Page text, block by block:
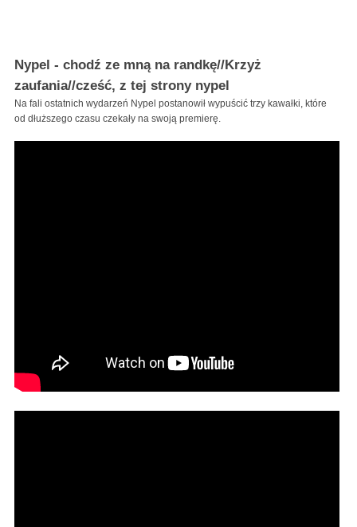
Nypel - chodź ze mną na randkę//Krzyż
zaufania//cześć, z tej strony nypel
Na fali ostatnich wydarzeń Nypel postanowił wypuścić trzy kawałki, które
od dłuższego czasu czekały na swoją premierę.